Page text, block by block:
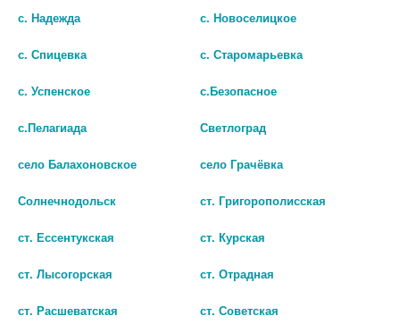
ЛОРАТАДИН 10МГ. №10 ТАБ. /
ЦЕТИРИЗИН РЕНЕВАЛ 10МГ/МЛ.
ВНУТРЬ ФЛ.
с. Надежда с. Новоселицкое
с. Спицевка с. Старомарьевка
с. Успенское с.Безопасное
с.Пелагиада Светлоград
село Балахоновское село Грачёвка
Солнечнодольск ст. Григорополисская
ст. Ессентукская ст. Курская
ст. Лысогорская ст. Отрадная
ст. Расшеватская ст. Советская